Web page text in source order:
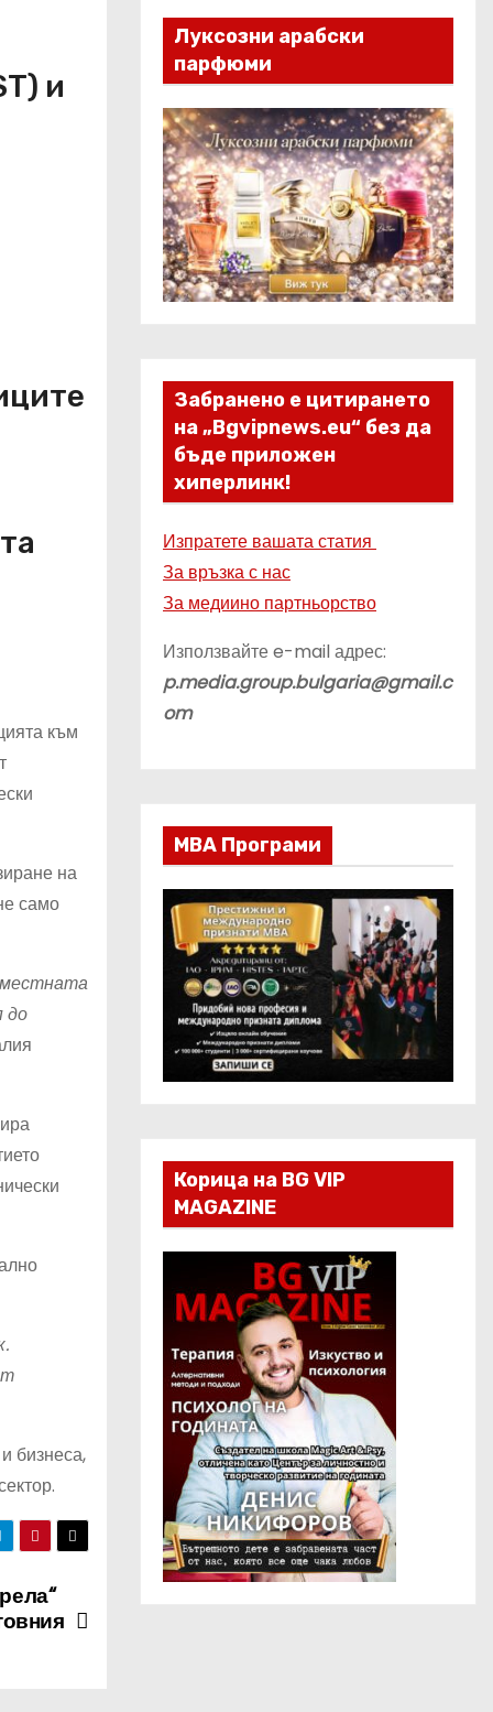
и
към
на
само
до
бизнеса,
Луксозни арабски
парфюми
Забранено е цитирането
на „Bgvipnews.eu“ без да
бъде приложен
хиперлинк!
Изпратете вашата статия
За връзка с нас
За медиино партньорство
Използвайте e-mail адрес:
p.media.group.bulgaria@gmail.c
om
МВА Програми
Корица на BG VIP
MAGAZINE